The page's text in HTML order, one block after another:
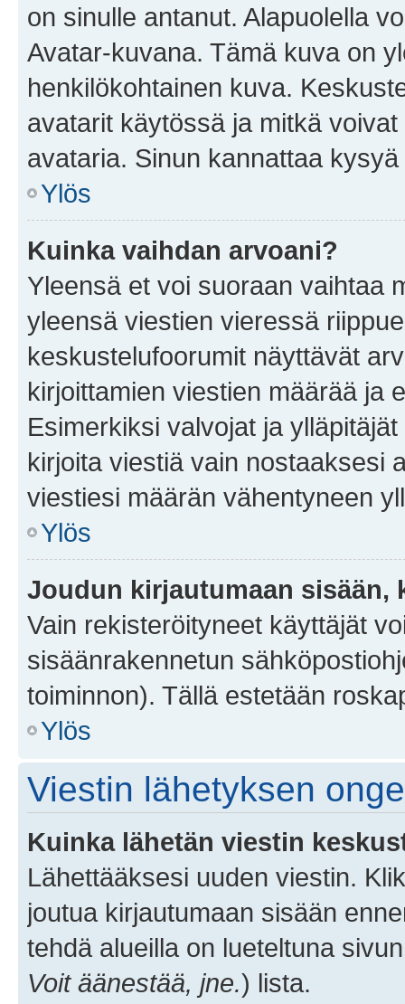
on sinulle antanut. Alapuolella
Avatar-kuvana. Tämä kuva on
henkilökohtainen kuva.
avatarit käytössä ja mitkä
avataria. Sinun kannattaa
Ylös
Kuinka vaihdan arvoani?
Yleensä et voi suoraan vaihtaa
yleensä viestien vieressä
keskustelufoorumit näyttävät
kirjoittamien viestien määrää ja
Esimerkiksi valvojat ja
kirjoita viestiä vain nostaaksesi
viestiesi määrän vähentyneen
Ylös
Joudun kirjautumaan sisään,
Vain rekisteröityneet käyttäjät
sisäänrakennetun
toiminnon). Tällä estetään
Ylös
Viestin lähetyksen
Kuinka lähetän viestin
Lähettääksesi uuden viestin.
joutua kirjautumaan sisään
tehdä alueilla on lueteltuna
Voit äänestää, jne.) lista.